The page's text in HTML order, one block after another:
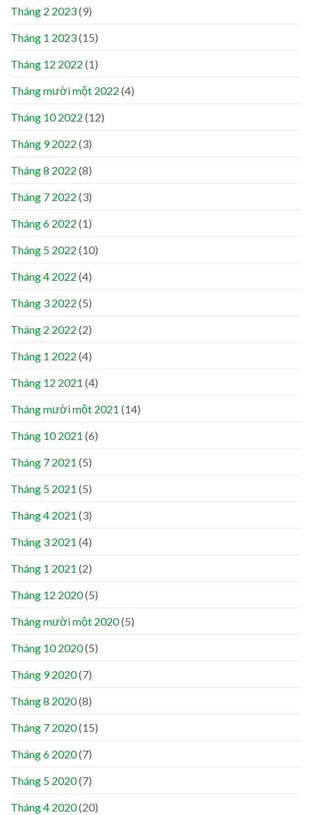
Tháng 2 2023(9)
Tháng 1 2023(15)
Tháng 12 2022 (1)
Tháng mười một 2022 (4)
Tháng 10 2022 (12)
Tháng 9 2022 (3)
Tháng 8 2022 (8)
Tháng 7 2022 (3)
Tháng 6 2022 (1)
Tháng 5 2022 (10)
Tháng 4 2022 (4)
Tháng 3 2022 (5)
Tháng 2 2022 (2)
Tháng 1 2022 (4)
Tháng 12 2021 (4)
Tháng mười một 2021 (14)
Tháng 10 2021 (6)
Tháng 7 2021 (5)
Tháng 5 2021 (5)
Tháng 4 2021 (3)
Tháng 3 2021 (4)
Tháng 1 2021 (2)
Tháng 12 2020(5)
Tháng mười một 2020(5)
Tháng 10 2020(5)
Tháng 9 2020(7)
Tháng 8 2020(8)
Tháng 7 2020(15)
Tháng 6 2020(7)
Tháng 5 2020(7)
Tháng 4 2020(20)